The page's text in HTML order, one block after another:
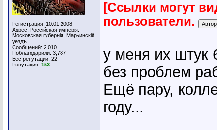
Регистрация: 10.01.2008
Адрес: Россiйская имперiя,
Московская губернiя, Марьинскiй
уездъ.
Сообщений: 2,010
Поблагодарили: 3,787
Вес репутации: 22
Репутация: 153
[Ссылки могут
пользователи.
у меня их штук
без проблем
Eщё пару,
году...